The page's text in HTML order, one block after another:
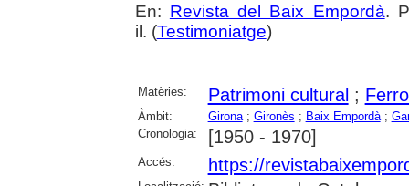
En: Revista del Baix Empordà.
il. (Testimoniatge)
Matèries: Patrimoni cultural ;
Àmbit: Girona; Gironès ; Baix Empordà;
Cronologia:
[1950 - 1970]
Accés: https://